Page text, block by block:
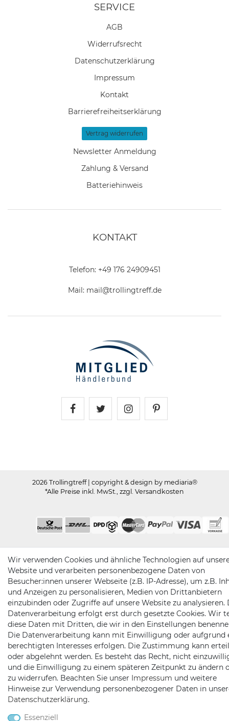
SERVICE
AGB
Widerrufs­recht
Daten­schutz­erklärung
Impressum
Kontakt
Barrierefreiheitserklärung
Vertrag widerrufen
Newsletter Anmeldung
Zahlung & Versand
Batteriehinweis
KONTAKT
Telefon: +49 176 24909451
Mail: mail@trollingtreff.de
2026 Trollingtreff | copyright & design by mediaria®
*Alle Preise inkl. MwSt., zzgl. Versandkosten
Wir verwenden Cookies und ähnliche Technologien auf
Website und verarbeiten personenbezogene Daten von
Besucher:innen unserer Webseite (z.B. IP-Adresse), um z.B.
und Anzeigen zu personalisieren, Medien von Drittanbietern
einzubinden oder Zugriffe auf unsere Website zu analysieren.
Datenverarbeitung erfolgt erst durch gesetzte Cookies. Wir
diese Daten mit Dritten, die wir in den Einstellungen
Die Datenverarbeitung kann mit Einwilligung oder aufgrund
berechtigten Interesses erfolgen. Die Zustimmung kann
oder abgelehnt werden. Es besteht das Recht, nicht
und die Einwilligung zu einem späteren Zeitpunkt zu ändern
zu widerrufen. Beachten Sie unser Impressum und weitere
Hinweise zur Verwendung personenbezogener Daten in
Daten­schutz­erklärung.
Essenziell